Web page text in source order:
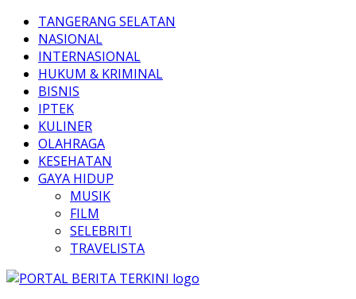
TANGERANG SELATAN
NASIONAL
INTERNASIONAL
HUKUM & KRIMINAL
BISNIS
IPTEK
KULINER
OLAHRAGA
KESEHATAN
GAYA HIDUP
MUSIK
FILM
SELEBRITI
TRAVELISTA